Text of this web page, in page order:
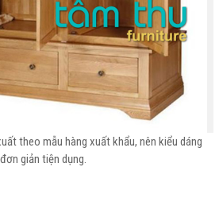
theo mẫu hàng xuất khẩu, nên kiểu dáng
giản tiện dụng.